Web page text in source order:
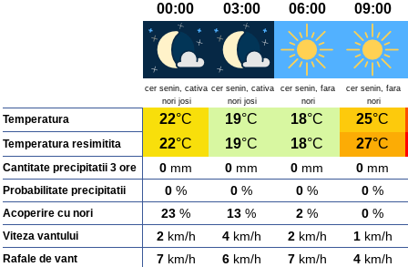
00:00 03:00 06:00 09:00
cer senin, cativa
nori josi
cer senin, cativa
nori josi
cer senin, fara
nori
cer senin, fara
nori
Temperatura 22°C 19°C 18°C 25°C
Temperatura resimitita 22°C 19°C 18°C 27°C
Cantitate precipitatii 3 ore 0 mm 0 mm 0 mm 0 mm
Probabilitate precipitatii 0 % 0 % 0 % 0 %
Acoperire cu nori 23 % 13 % 2 % 0 %
Viteza vantului 2km/h 4km/h 2km/h 1km/h
Rafale de vant 7km/h 6km/h 7km/h 4km/h